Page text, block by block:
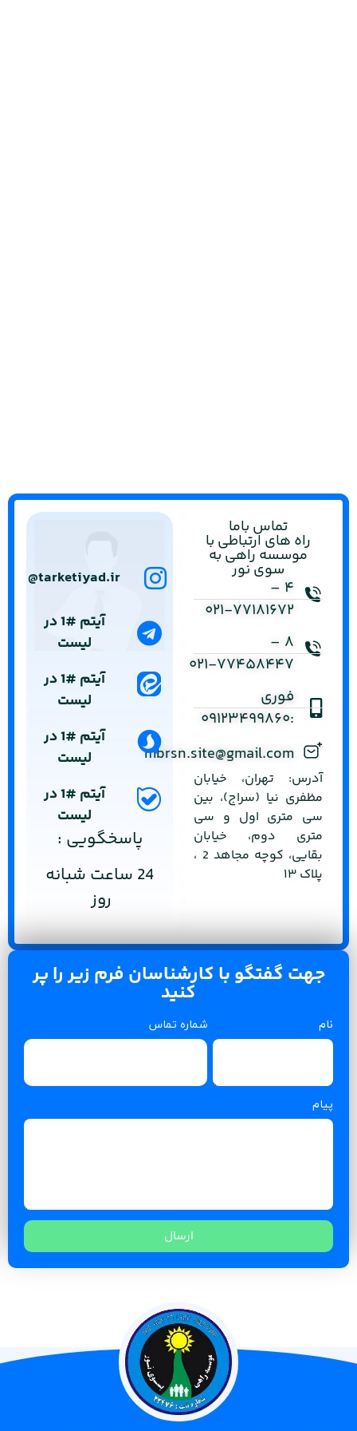
تماس باما
راه های ارتباطی با
موسسه راهی به
سوی نور
۴ –
۰۲۱-۷۷۱۸۱۶۷۲
۸ –
۰۲۱-۷۷۴۵۸۴۴۷
فوری
:۰۹۱۲۳۴۹۹۸۶۰
mbrsn.site@gmail.com
آدرس: تهران، خیابان
مظفری نیا (سراج)، بین
سی متری اول و سی
متری دوم، خیابان
بقایی، کوچه مجاهد 2 ،
پلاک ۱۳
tarketiyad.ir@
آیتم #1 در
لیست
آیتم #1 در
لیست
آیتم #1 در
لیست
آیتم #1 در
لیست
پاسخگویی :
24 ساعت شبانه
روز
جهت گفتگو با کارشناسان فرم زیر را پر
کنید
شماره تماس
ارسال